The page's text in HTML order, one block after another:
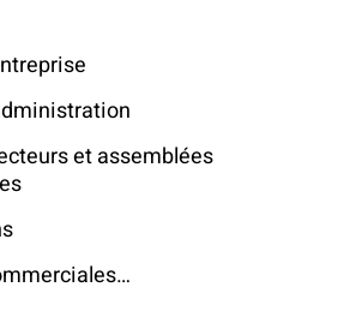
et assemblées